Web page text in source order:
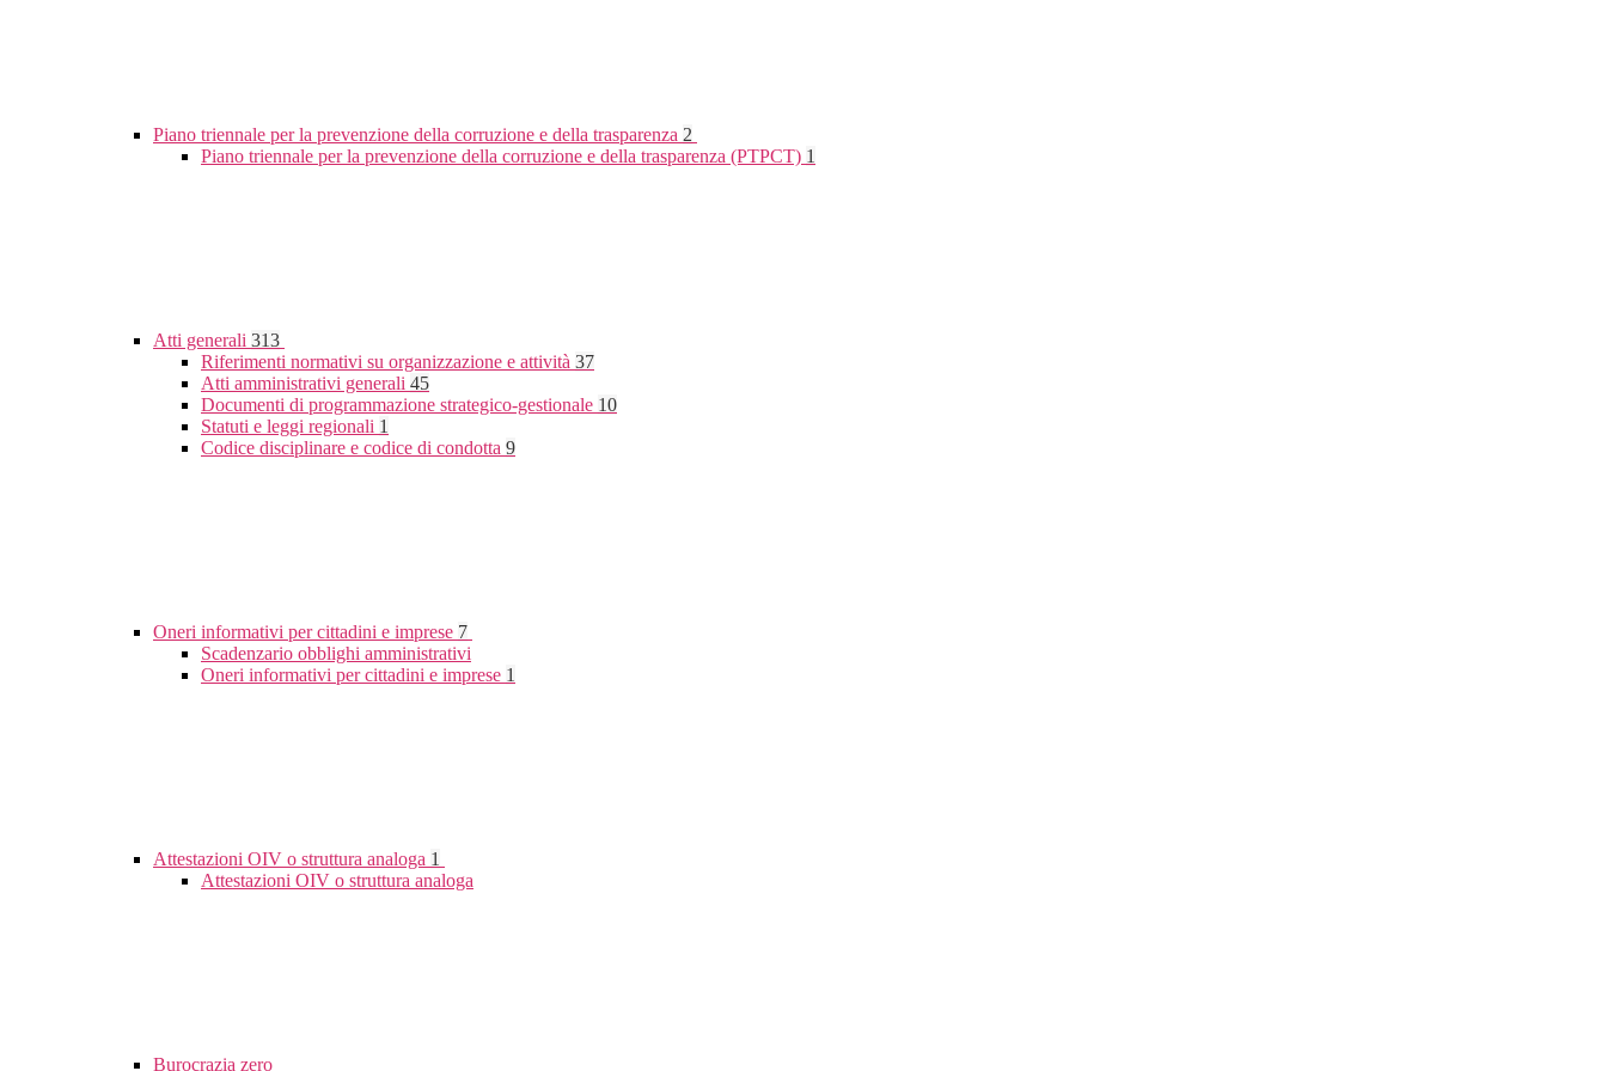
Piano triennale per la prevenzione della corruzione e della trasparenza 2
Piano triennale per la prevenzione della corruzione e della trasparenza (PTPCT) 1
Atti generali 313
Riferimenti normativi su organizzazione e attività 37
Atti amministrativi generali 45
Documenti di programmazione strategico-gestionale 10
Statuti e leggi regionali 1
Codice disciplinare e codice di condotta 9
Oneri informativi per cittadini e imprese 7
Scadenzario obblighi amministrativi
Oneri informativi per cittadini e imprese 1
Attestazioni OIV o struttura analoga 1
Attestazioni OIV o struttura analoga
Burocrazia zero